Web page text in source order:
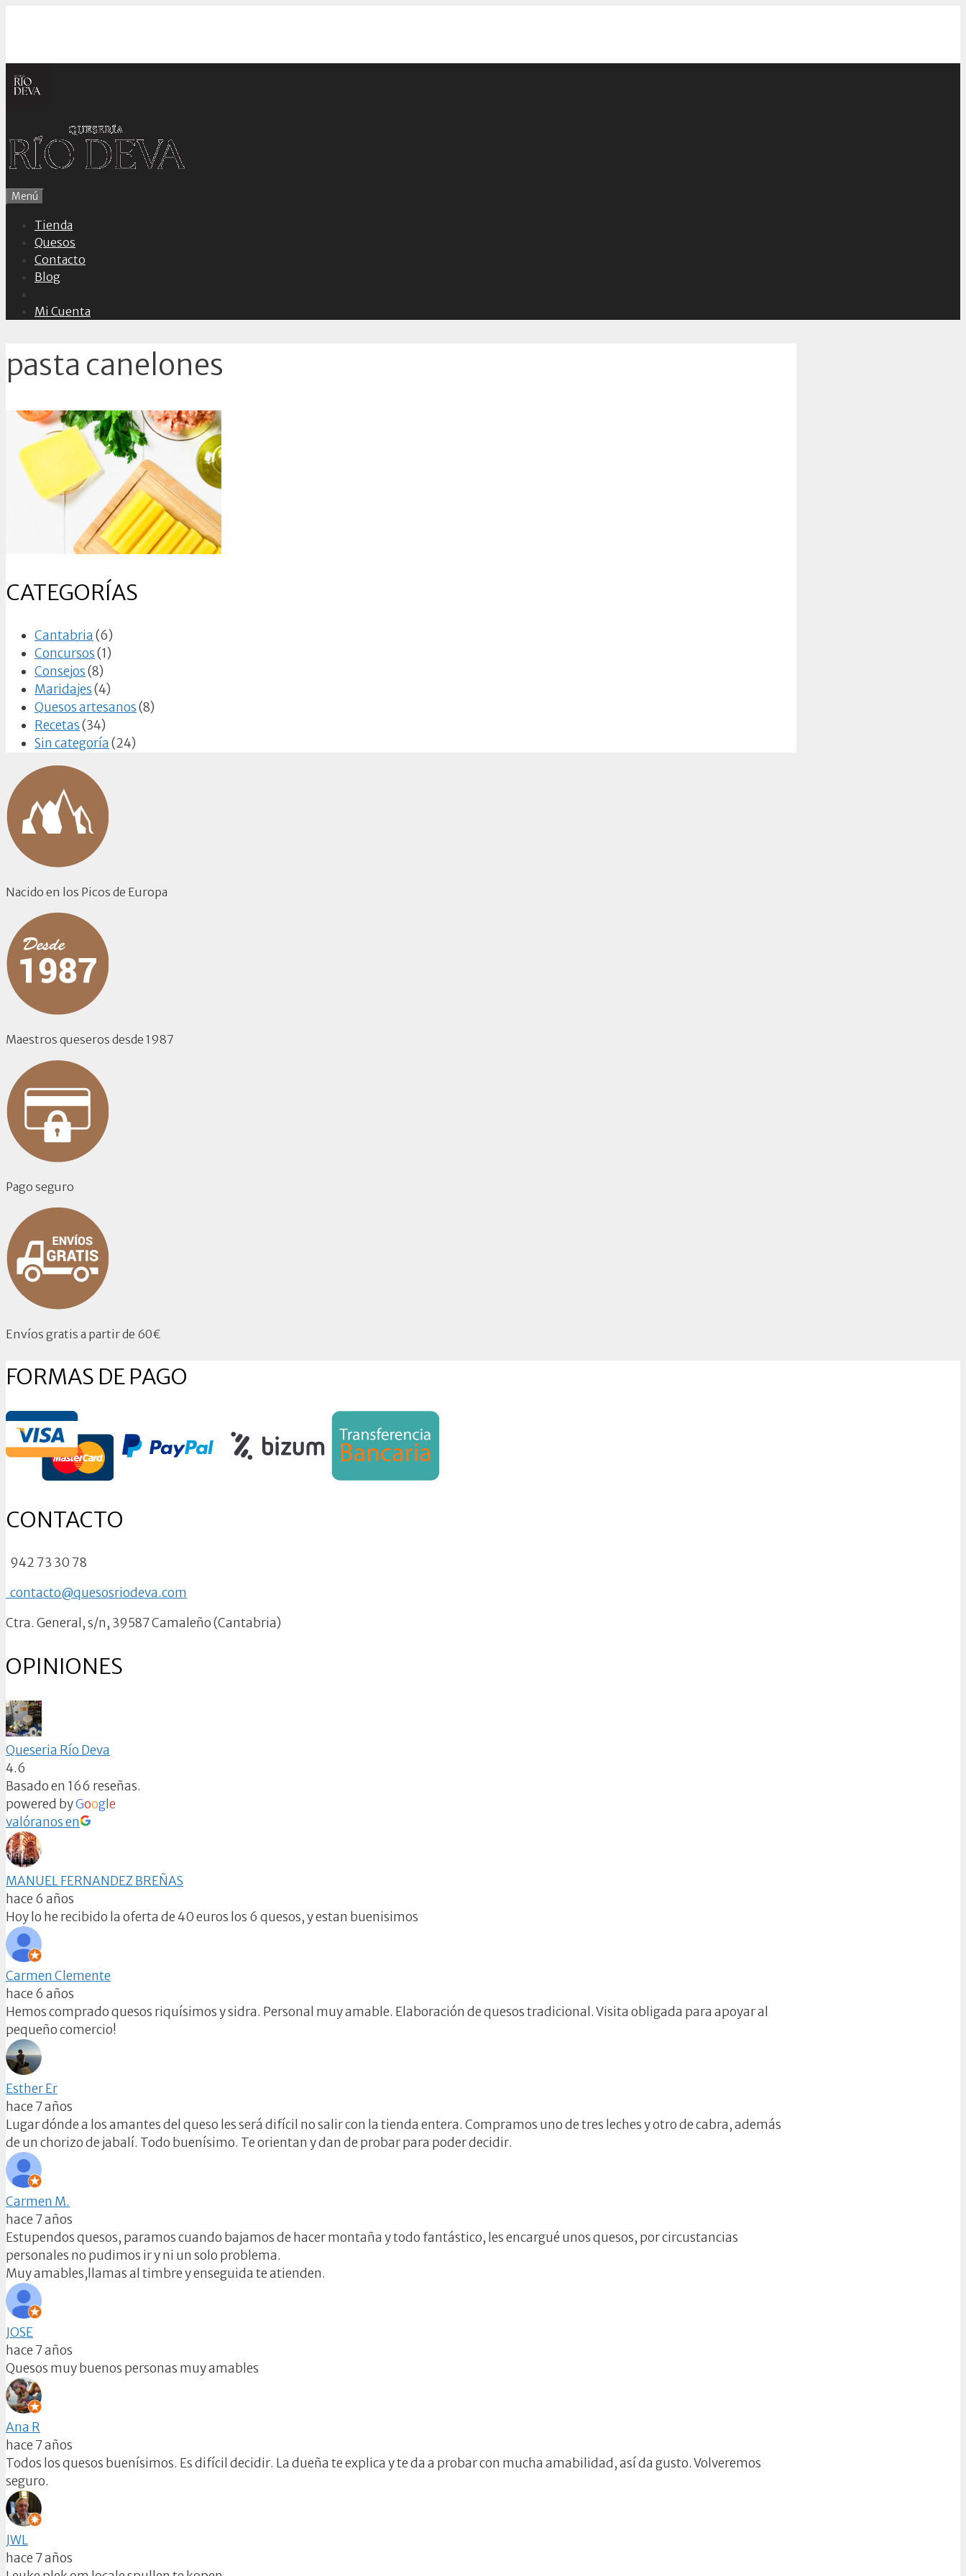
Menú
Tienda
Quesos
Contacto
Blog
Mi Cuenta
pasta canelones
CATEGORÍAS
Cantabria(6)
Concursos(1)
Consejos(8)
Maridajes(4)
Quesos artesanos(8)
Recetas(34)
Sin categoría(24)
Nacido en los Picos de Europa
Maestros queseros desde 1987
Pago seguro
Envíos gratis a partir de 60€
FORMAS DE PAGO
CONTACTO
942 73 30 78
contacto@quesosriodeva.com
Ctra. General, s/n, 39587 Camaleño (Cantabria)
OPINIONES
Queseria Río Deva
4.6
Basado en 166 reseñas.
powered byGoogle
valóranos en
MANUEL FERNANDEZ BREÑAS
hace 6 años
Hoy lo he recibido la oferta de 40 euros los 6 quesos, y estan buenisimos
Carmen Clemente
hace 6 años
Hemos comprado quesos riquísimos y sidra. Personal muy amable. Elaboración de quesos tradicional. Visita obligada para apoyar al
pequeño comercio!
Esther Er
hace 7 años
Lugar dónde a los amantes del queso les será difícil no salir con la tienda entera. Compramos uno de tres leches y otro de cabra, además
de un chorizo de jabalí. Todo buenísimo. Te orientan y dan de probar para poder decidir.
Carmen M.
hace 7 años
Estupendos quesos, paramos cuando bajamos de hacer montaña y todo fantástico, les encargué unos quesos, por circustancias
personales no pudimos ir y ni un solo problema.
Muy amables,llamas al timbre y enseguida te atienden.
JOSE
hace 7 años
Quesos muy buenos personas muy amables
Ana R
hace 7 años
Todos los quesos buenísimos. Es difícil decidir. La dueña te explica y te da a probar con mucha amabilidad, así da gusto. Volveremos
seguro.
JWL
hace 7 años